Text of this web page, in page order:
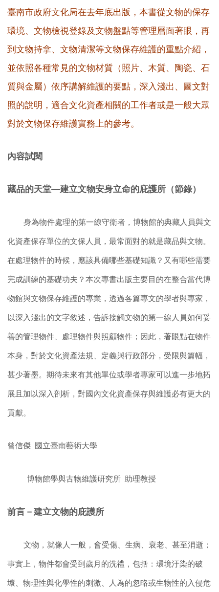
臺南市政府文化局在去年底出版，本書從文物的保存
環境、文物檢視登錄及文物盤點等管理層面著眼，再
到文物持拿、文物清潔等文物保存維護的重點介紹，
並依照各種常見的文物材質（照片、木質、陶瓷、石
質與金屬）依序講解維護的要點，深入淺出、圖文對
照的說明，適合文化資產相關的工作者或是一般大眾
對於文物保存維護實務上的參考。
內容試閱
藏品的天堂—建立文物安身立命的庇護所（節錄）
身為物件處理的第一線守衛者，博物館的典藏人員與文
化資產保存單位的文保人員，最常面對的就是藏品與文物。
在處理物件的時候，應該具備哪些基礎知識？又有哪些需要
完成訓練的基礎功夫？本次專書出版主要目的在整合當代博
物館與文物保存維護的專業，透過各篇專文的學者與專家，
以深入淺出的文字敘述，告訴接觸文物的第一線人員如何妥
善的管理物件、處理物件與照顧物件；因此，著眼點在物件
本身，對於文化資產法規、定義與行政部分，受限與篇幅，
甚少著墨。期待未來有其他單位或學者專家可以進一步地拓
展且加以深入剖析，對國內文化資產保存與維護必有更大的
貢獻。
曾信傑 國立臺南藝術大學
博物館學與古物維護研究所 助理教授
前言－建立文物的庇護所
文物，就像人一般，會受傷、生病、衰老、甚至消逝；
事實上，物件都會受到歲月的洗禮，包括：環境汙染的破
壞、物理性與化學性的刺激、人為的忽略或生物性的入侵危